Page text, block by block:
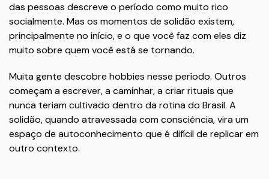
das pessoas descreve o período como muito rico
socialmente. Mas os momentos de solidão existem,
principalmente no início, e o que você faz com eles diz
muito sobre quem você está se tornando.
Muita gente descobre hobbies nesse período. Outros
começam a escrever, a caminhar, a criar rituais que
nunca teriam cultivado dentro da rotina do Brasil. A
solidão, quando atravessada com consciência, vira um
espaço de autoconhecimento que é difícil de replicar em
outro contexto.